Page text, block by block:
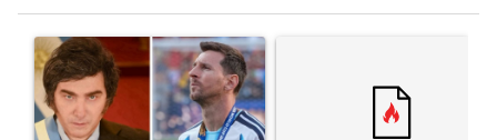
Un artículo de tendencia con el título "Milei despidió a Jorge Messi